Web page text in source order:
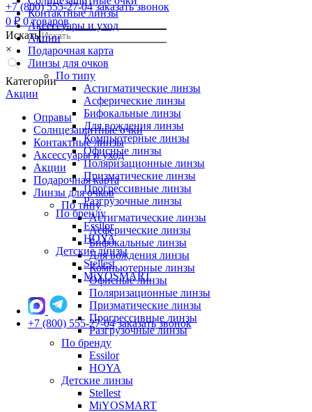
+7 (800) 555-27-04 заказать звонок
0 ₽ 0 товаров
Искать
×
Категории
Акции
Оправы
Солнцезащитные очки
Контактные линзы
Аксессуары и уход
Акции
Подарочная карта
Линзы для очков
По типу
Астигматические линзы
Асферические линзы
Бифокальные линзы
Для вождения линзы
Компьютерные линзы
Офисные линзы
Поляризационные линзы
Призматические линзы
Прогрессивные линзы
Разгрузочные линзы
По бренду
Essilor
HOYA
Детские линзы
Stellest
MiYOSMART
Контактные линзы
Аксессуары и уход
Акции
Подарочная карта
Линзы для очков
По типу
Астигматические линзы
Асферические линзы
Бифокальные линзы
Для вождения линзы
Компьютерные линзы
Офисные линзы
Поляризационные линзы
Призматические линзы
Прогрессивные линзы
Разгрузочные линзы
По бренду
Essilor
HOYA
Детские линзы
Stellest
MiYOSMART
+7 (800) 555-27-04 заказать звонок